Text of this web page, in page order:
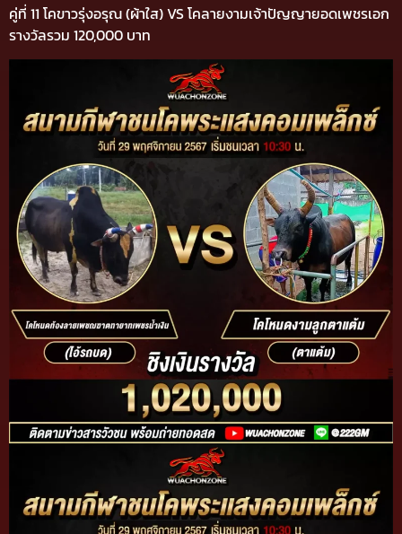
คู่ที่ 11 โคขาวรุ่งอรุณ (ผ้าใส) VS โคลายงามเจ้าปัญญายอดเพชรเอก
รางวัลรวม 120,000 บาท